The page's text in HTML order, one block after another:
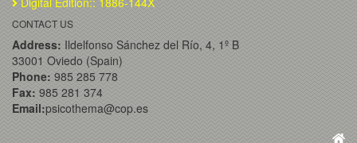
CONTACT US
Address: Ildelfonso Sánchez del Río, 4, 1º B
33001 Oviedo (Spain)
Phone: 985 285 778
Fax: 985 281 374
Email:psicothema@cop.es